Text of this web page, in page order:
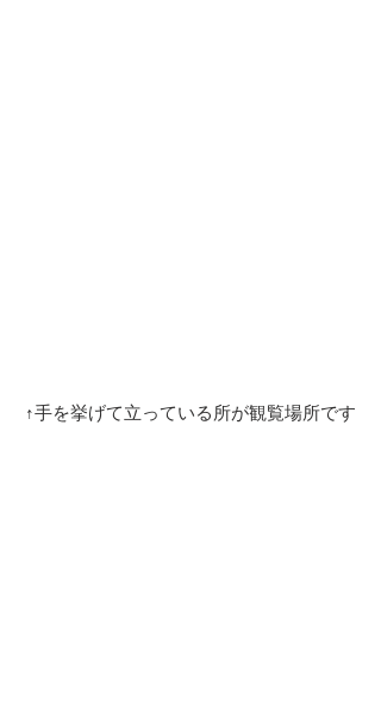
↑手を挙げて立っている所が観覧場所です